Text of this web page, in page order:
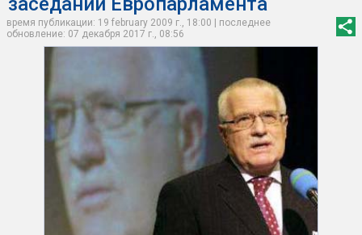
время публикации: 19 february 2009 г., 18:00 | последнее
обновление: 07 декабря 2017 г., 08:56